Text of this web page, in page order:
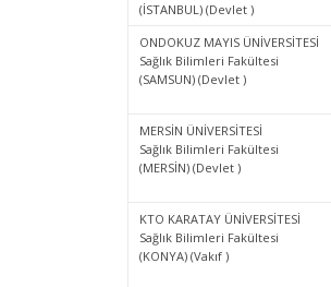
(İSTANBUL) (Devlet )
ONDOKUZ MAYIS ÜNİVERSİTESİ
Sağlık Bilimleri Fakültesi
(SAMSUN) (Devlet )
MERSİN ÜNİVERSİTESİ
Sağlık Bilimleri Fakültesi
(MERSİN) (Devlet )
KTO KARATAY ÜNİVERSİTESİ
Sağlık Bilimleri Fakültesi
(KONYA) (Vakıf )